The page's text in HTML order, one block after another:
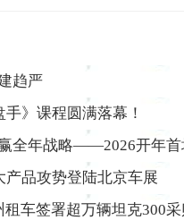
趋严
》课程圆满落幕！
全年战略——2026开年首
品攻势登陆北京车展
车签署超万辆坦克300